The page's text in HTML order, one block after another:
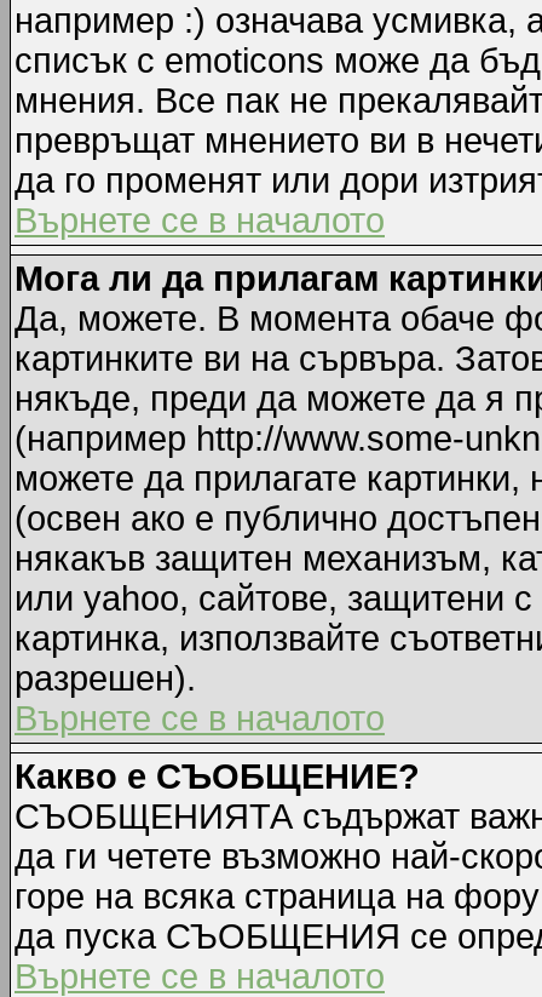
например :) означава усмивка,
списък с emoticons може да
мнения. Все пак не
превръщат мнението ви в
да го променят или дори
Върнете се в началото
Мога ли да прилагам
Да, можете. В момента обаче
картинките ви на сървъра.
някъде, преди да можете да я
(например http://www.some-
можете да прилагате
(освен ако е публично
някакъв защитен механизъм,
или yahoo, сайтове, защитени
картинка, използвайте
разрешен).
Върнете се в началото
Какво е СЪОБЩЕНИЕ?
СЪОБЩЕНИЯТА съдържат
да ги четете възможно най-
горе на всяка страница на
да пуска СЪОБЩЕНИЯ се
Върнете се в началото